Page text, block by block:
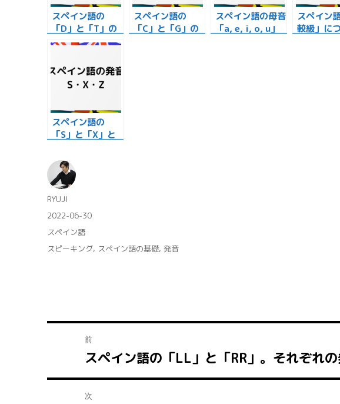
スペイン語の
「D」と「T」の
発音の仕方を解
スペイン語の
「C」と「G」の
スペイン語の母音
「a, e, i, o, u」
スペイン
較級」に
スペイン語の
「S」と「X」と
徴！
投
稿
RYUJI
投
稿
2022-06-30
カ
テ
スペイン語
タ
スピーキング, スペイン語の基礎, 発音
ナ
前
前
投
スペイン語の「LL」と「RR」。それぞれ
次